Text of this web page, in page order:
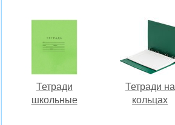
Тетради
школьные
Тетради на
кольцах